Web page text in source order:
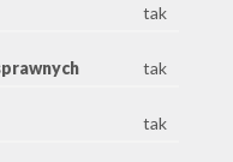
tak
tak
tak